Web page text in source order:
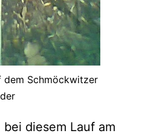
dem Schmöckwitzer
diesem Lauf am